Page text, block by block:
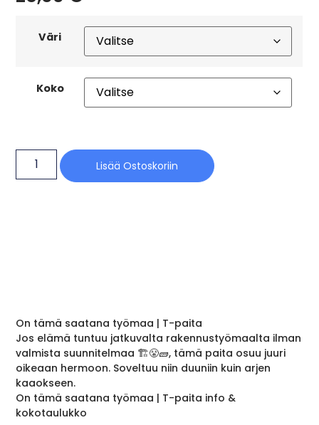
Väri
Koko
Lisää Ostoskoriin
On tämä saatana työmaa | T-paita
Jos elämä tuntuu jatkuvalta rakennustyömaalta ilman
valmista suunnitelmaa 🏗️😤🧱, tämä paita osuu juuri
oikeaan hermoon. Soveltuu niin duuniin kuin arjen
kaaokseen.
On tämä saatana työmaa | T-paita info &
kokotaulukko